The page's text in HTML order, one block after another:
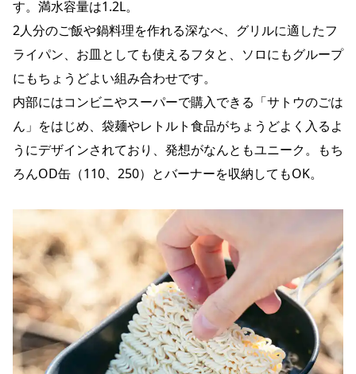
す。満水容量は1.2L。
2人分のご飯や鍋料理を作れる深なべ、グリルに適したフ
ライパン、お皿としても使えるフタと、ソロにもグループ
にもちょうどよい組み合わせです。
内部にはコンビニやスーパーで購入できる「サトウのごは
ん」をはじめ、袋麺やレトルト食品がちょうどよく入るよ
うにデザインされており、発想がなんともユニーク。もち
ろんOD缶（110、250）とバーナーを収納してもOK。